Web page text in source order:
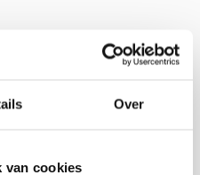
Over
van cookies